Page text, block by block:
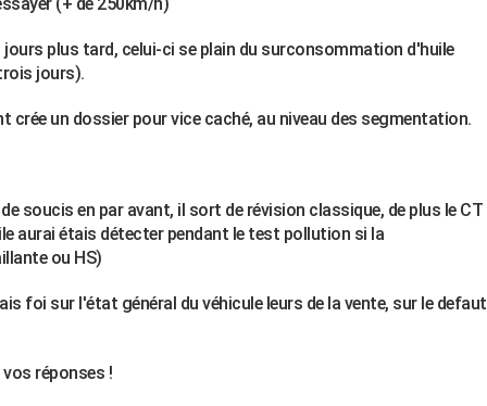
jours plus tard, celui-ci se plain du surconsommation d'huile
jours).
crée un dossier pour vice caché, au niveau des segmentation.
soucis en par avant, il sort de révision classique, de plus le CT
aurai étais détecter pendant le test pollution si la
ou HS)
foi sur l'état général du véhicule leurs de la vente, sur le defaut
réponses !